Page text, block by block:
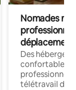
Nomades
déplacement
Des
confortables
professionnels
télétravail